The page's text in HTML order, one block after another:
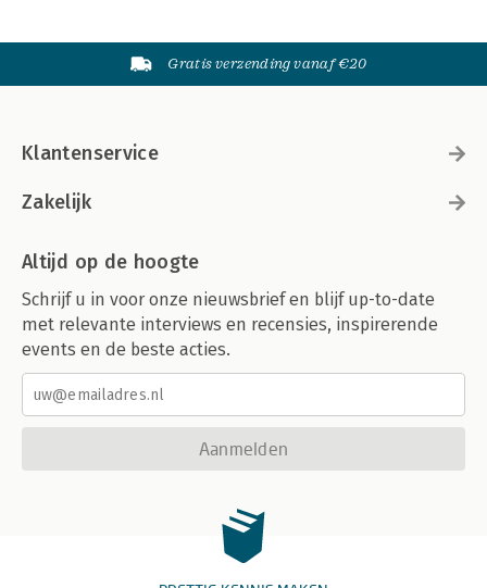
Gratis verzending vanaf €20
Klantenservice
Zakelijk
Altijd op de hoogte
Schrijf u in voor onze nieuwsbrief en blijf up-to-date
met relevante interviews en recensies, inspirerende
events en de beste acties.
Aanmelden